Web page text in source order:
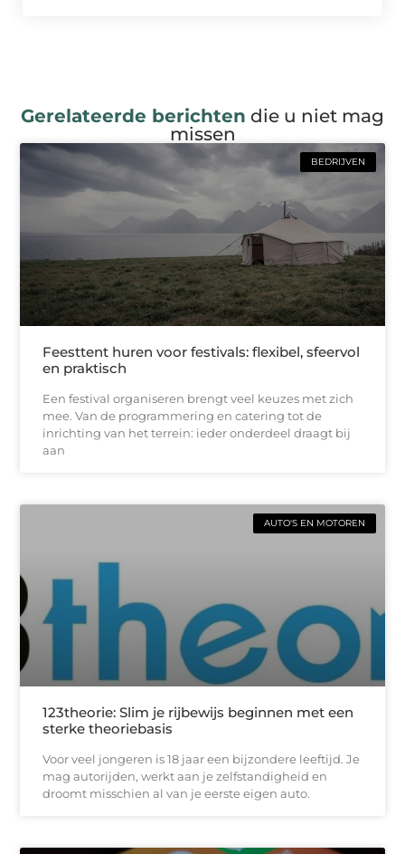
Gerelateerde berichten die u niet mag
missen
BEDRIJVEN
Feesttent huren voor festivals: flexibel, sfeervol
en praktisch
Een festival organiseren brengt veel keuzes met zich
mee. Van de programmering en catering tot de
inrichting van het terrein: ieder onderdeel draagt bij
aan
AUTO'S EN MOTOREN
123theorie: Slim je rijbewijs beginnen met een
sterke theoriebasis
Voor veel jongeren is 18 jaar een bijzondere leeftijd. Je
mag autorijden, werkt aan je zelfstandigheid en
droomt misschien al van je eerste eigen auto.